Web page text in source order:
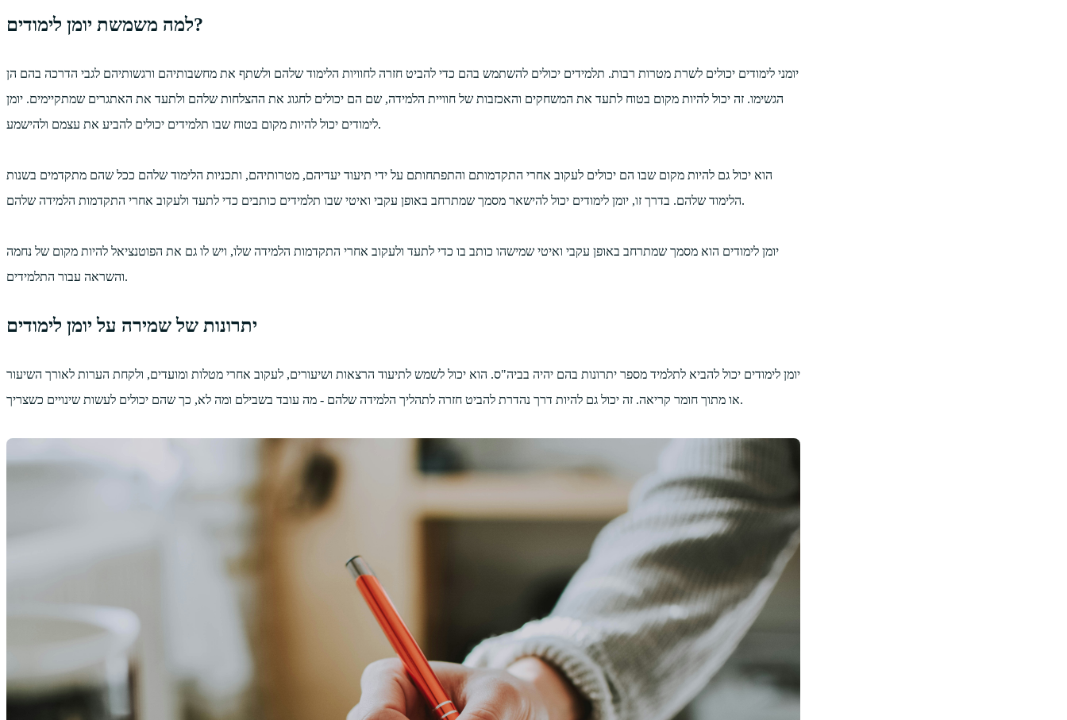
למה משמשת יומן לימודים?
יומני לימודים יכולים לשרת מטרות רבות. תלמידים יכולים להשתמש בהם כדי להביט חזרה לחוויות הלימוד שלהם ולשתף את מחשבותיהם ורגשותיהם לגבי הדרכה בהם הן
הגשימו. זה יכול להיות מקום בטוח לתעד את המשחקים והאכזבות של חוויית הלמידה, שם הם יכולים לחגוג את ההצלחות שלהם ולתעד את האתגרים שמתקיימים. יומן
לימודים יכול להיות מקום בטוח שבו תלמידים יכולים להביע את עצמם ולהישמע.
הוא יכול גם להיות מקום שבו הם יכולים לעקוב אחרי התקדמותם והתפתחותם על ידי תיעוד יעדיהם, מטרותיהם, ותכניות הלימוד שלהם ככל שהם מתקדמים בשנות
הלימוד שלהם. בדרך זו, יומן לימודים יכול להישאר מסמך שמתרחב באופן עקבי ואיטי שבו תלמידים כותבים כדי לתעד ולעקוב אחרי התקדמות הלמידה שלהם.
יומן לימודים הוא מסמך שמתרחב באופן עקבי ואיטי שמישהו כותב בו כדי לתעד ולעקוב אחרי התקדמות הלמידה שלו, ויש לו גם את הפוטנציאל להיות מקום של נחמה
והשראה עבור התלמידים.
יתרונות של שמירה על יומן לימודים
יומן לימודים יכול להביא לתלמיד מספר יתרונות בהם יהיה בביה"ס. הוא יכול לשמש לתיעוד הרצאות ושיעורים, לעקוב אחרי מטלות ומועדים, ולקחת הערות לאורך השיעור
או מתוך חומר קריאה. זה יכול גם להיות דרך נהדרת להביט חזרה לתהליך הלמידה שלהם - מה עובד בשבילם ומה לא, כך שהם יכולים לעשות שינויים כשצריך.